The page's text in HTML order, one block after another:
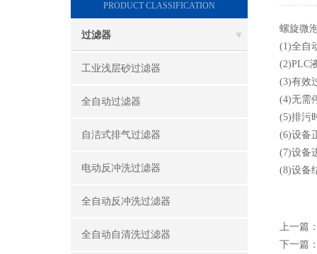
PRODUCT CLASSIFICATION
过滤器
工业浅层砂过滤器
全自动过滤器
自洁式排气过滤器
电动反冲洗过滤器
全自动反冲洗过滤器
全自动自清洗过滤器
螺旋微
(1)全自
(2)PLC
(3)有效
(4)无需
(5)排污
(6)设备
(7)设备
(8)设备
上一篇
下一篇